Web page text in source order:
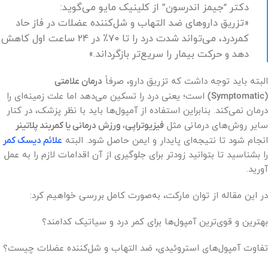
دکتر “جیمز اندرسون” از کلینیک مایو می‌گوید:
«تزریق داروهای ضد التهاب و شل‌کننده عضلات در فاز حاد
کمردرد، می‌تواند شدت درد را تا ۷۰٪ در ۲۴ ساعت اول کاهش
دهد و حرکت بیمار را سریع‌تر بازگرداند.»
البته باید توجه داشت که تزریق دارو، صرفاً درمان علامتی
(Symptomatic)
است؛ یعنی درد را تسکین می‌دهد اما علت زمینه‌ای را
درمان نمی‌کند. بنابراین استفاده از آمپول‌ها باید با نظر پزشک، در کنار
سایر روش‌های درمانی مثل فیزیوتراپی، ورزش درمانی یا کمربند پلاتینر
انجام شود تا نتیجه‌ای پایدار و ایمن حاصل شود. البته علائم دیسک کمر
را بشناسید تا بتوانید زودتر برای جلوگیری از آن اقدامات لازم را به عمل
آورید.
در این مقاله از توان مارکت، به‌صورت کامل بررسی خواهیم کرد:
بهترین و قوی‌ترین آمپول‌ها برای کمر درد و سیاتیک کدامند؟
تفاوت آمپول‌های استروئیدی، ضد التهاب و شل‌کننده عضلات چیست؟